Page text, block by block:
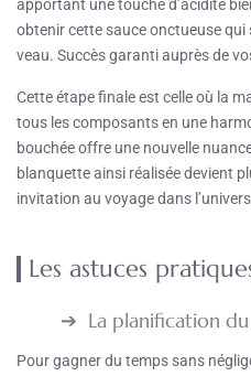
apportant une touche d’acidité
obtenir cette sauce onctueuse
veau. Succès garanti auprès de
Cette étape finale est celle où la
tous les composants en une
bouchée offre une nouvelle
blanquette ainsi réalisée devient
invitation au voyage dans
Les astuces
La planification
Pour gagner du temps sans